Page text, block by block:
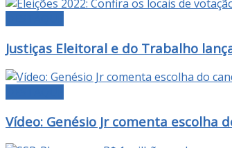
Justiças Eleitoral e do Trabalho
Vídeo: Genésio Jr comenta escolha